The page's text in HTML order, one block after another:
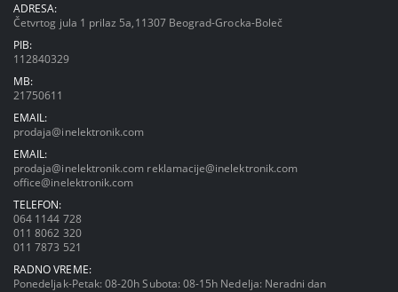
ADRESA:
Četvrtog jula 1 prilaz 5a,11307 Beograd-Grocka-Boleč
PIB:
112840329
MB:
21750611
EMAIL:
prodaja@inelektronik.com
EMAIL:
prodaja@inelektronik.com reklamacije@inelektronik.com
office@inelektronik.com
TELEFON:
064 1144 728
011 8062 320
011 7873 521
RADNO VREME:
Ponedeljak-Petak: 08-20h Subota: 08-15h Nedelja: Neradni dan